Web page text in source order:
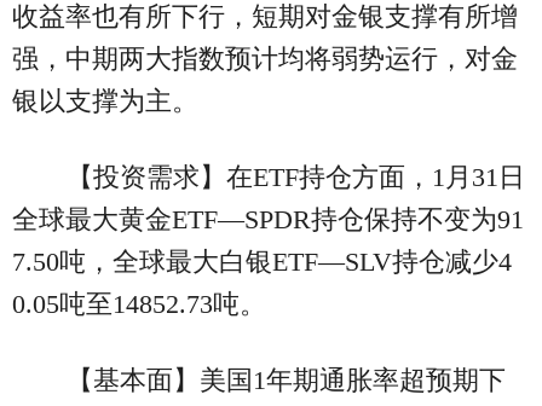
收益率也有所下行，短期对金银支撑有所增
强，中期两大指数预计均将弱势运行，对金
银以支撑为主。
【投资需求】在ETF持仓方面，1月31日
全球最大黄金ETF—SPDR持仓保持不变为91
7.50吨，全球最大白银ETF—SLV持仓减少4
0.05吨至14852.73吨。
【基本面】美国1年期通胀率超预期下